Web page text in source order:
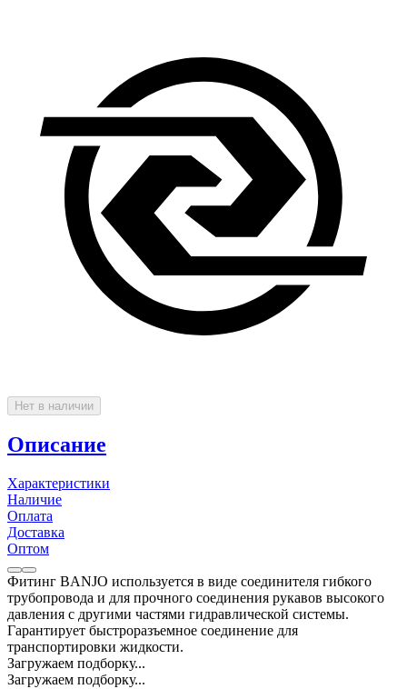
Нет в наличии
Описание
Характеристики
Наличие
Оплата
Доставка
Оптом
Фитинг BANJO используется в виде соединителя гибкого
трубопровода и для прочного соединения рукавов высокого
давления с другими частями гидравлической системы.
Гарантирует быстроразъемное соединение для
транспортировки жидкости.
Загружаем подборку...
Загружаем подборку...